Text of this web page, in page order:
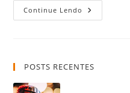
Continue Lendo TIPOS
DE
POSTS RECENTES